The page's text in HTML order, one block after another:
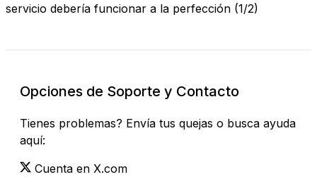
servicio debería funcionar a la perfección (1/2)
Opciones de Soporte y Contacto
Tienes problemas? Envía tus quejas o busca ayuda
aquí:
Cuenta en X.com